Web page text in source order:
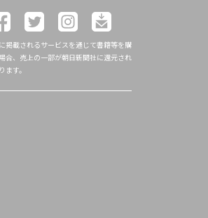
掲載されるサービスを通じて書籍等を購
合、売上の一部が朝日新聞社に還元され
ます。